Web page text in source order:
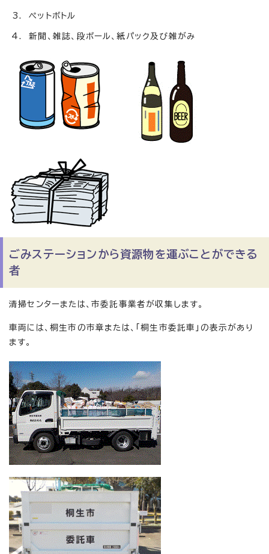
ペットボトル
新聞、雑誌、段ボール、紙パック及び雑がみ
ごみステーションから資源物を運ぶことができる
者
清掃センターまたは、市委託事業者が収集します。
車両には、桐生市の市章または、「桐生市委託車」の表示があり
ます。